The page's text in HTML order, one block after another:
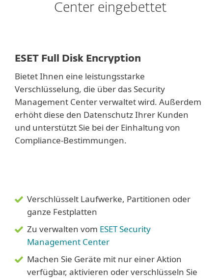
Center eingebettet
ESET Full Disk Encryption
Bietet Ihnen eine leistungsstarke
Verschlüsselung, die über das Security
Management Center verwaltet wird. Außerdem
erhöht diese den Datenschutz Ihrer Kunden
und unterstützt Sie bei der Einhaltung von
Compliance-Bestimmungen.
Verschlüsselt Laufwerke, Partitionen oder
ganze Festplatten
Zu verwalten vom ESET Security
Management Center
Machen Sie Geräte mit nur einer Aktion
verfügbar, aktivieren oder verschlüsseln Sie